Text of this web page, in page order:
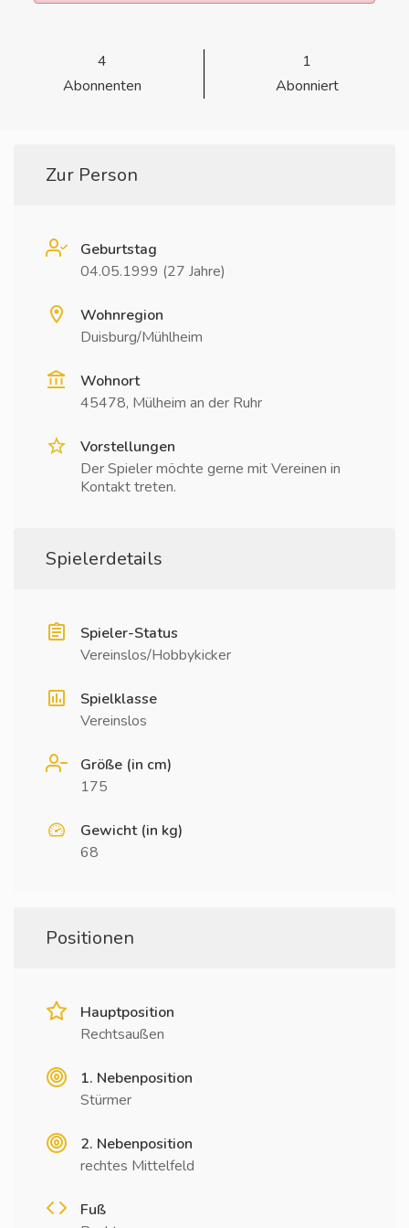
4
Abonnenten
1
Abonniert
Zur Person
Geburtstag
04.05.1999 (27 Jahre)
Wohnregion
Duisburg/Mühlheim
Wohnort
45478, Mülheim an der Ruhr
Vorstellungen
Der Spieler möchte gerne mit Vereinen in
Kontakt treten.
Spielerdetails
Spieler-Status
Vereinslos/Hobbykicker
Spielklasse
Vereinslos
Größe (in cm)
175
Gewicht (in kg)
68
Positionen
Hauptposition
Rechtsaußen
1. Nebenposition
Stürmer
2. Nebenposition
rechtes Mittelfeld
Fuß